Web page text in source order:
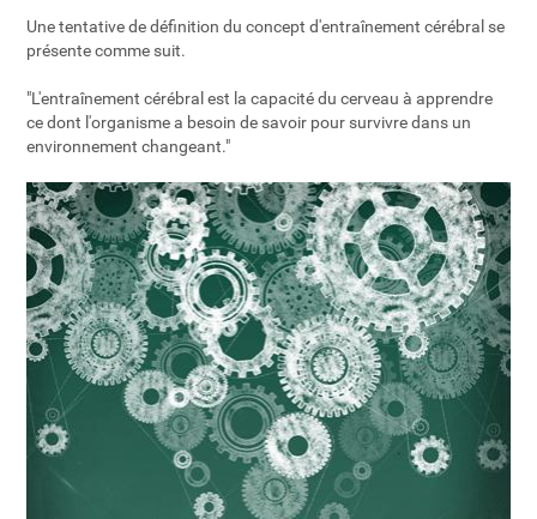
Une tentative de définition du concept d'entraînement cérébral se
présente comme suit.
"L'entraînement cérébral est la capacité du cerveau à apprendre
ce dont l'organisme a besoin de savoir pour survivre dans un
environnement changeant."